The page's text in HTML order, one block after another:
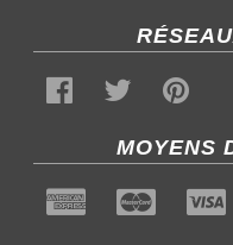
MOYENS